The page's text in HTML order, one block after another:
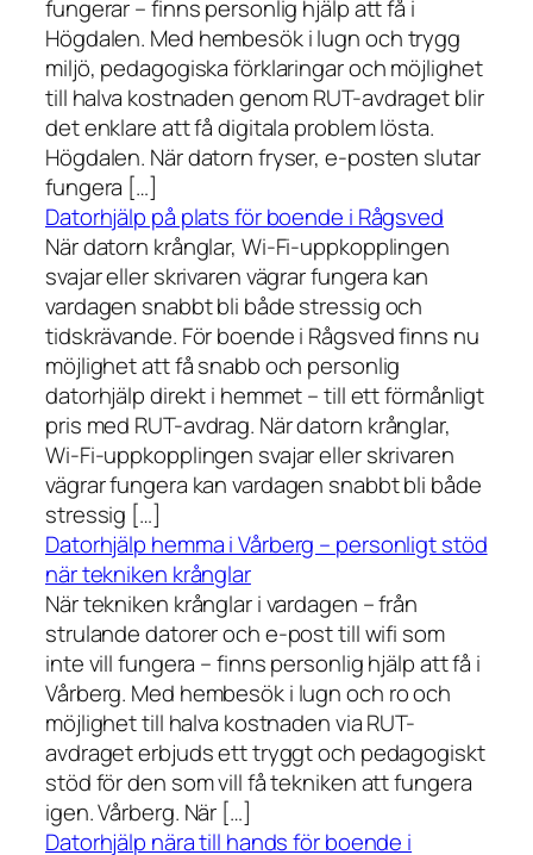
fungerar – finns personlig hjälp att få i
Högdalen. Med hembesök i lugn och trygg
miljö, pedagogiska förklaringar och möjlighet
till halva kostnaden genom RUT-avdraget blir
det enklare att få digitala problem lösta.
Högdalen. När datorn fryser, e-posten slutar
fungera […]
Datorhjälp på plats för boende i Rågsved
När datorn krånglar, Wi-Fi-uppkopplingen
svajar eller skrivaren vägrar fungera kan
vardagen snabbt bli både stressig och
tidskrävande. För boende i Rågsved finns nu
möjlighet att få snabb och personlig
datorhjälp direkt i hemmet – till ett förmånligt
pris med RUT-avdrag. När datorn krånglar,
Wi-Fi-uppkopplingen svajar eller skrivaren
vägrar fungera kan vardagen snabbt bli både
stressig […]
Datorhjälp hemma i Vårberg – personligt stöd
när tekniken krånglar
När tekniken krånglar i vardagen – från
strulande datorer och e-post till wifi som
inte vill fungera – finns personlig hjälp att få i
Vårberg. Med hembesök i lugn och ro och
möjlighet till halva kostnaden via RUT-
avdraget erbjuds ett tryggt och pedagogiskt
stöd för den som vill få tekniken att fungera
igen. Vårberg. När […]
Datorhjälp nära till hands för boende i